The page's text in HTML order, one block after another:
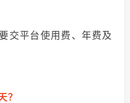
交平台使用费、年费及
？